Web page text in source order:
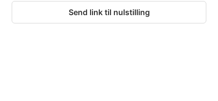
Send link til nulstilling